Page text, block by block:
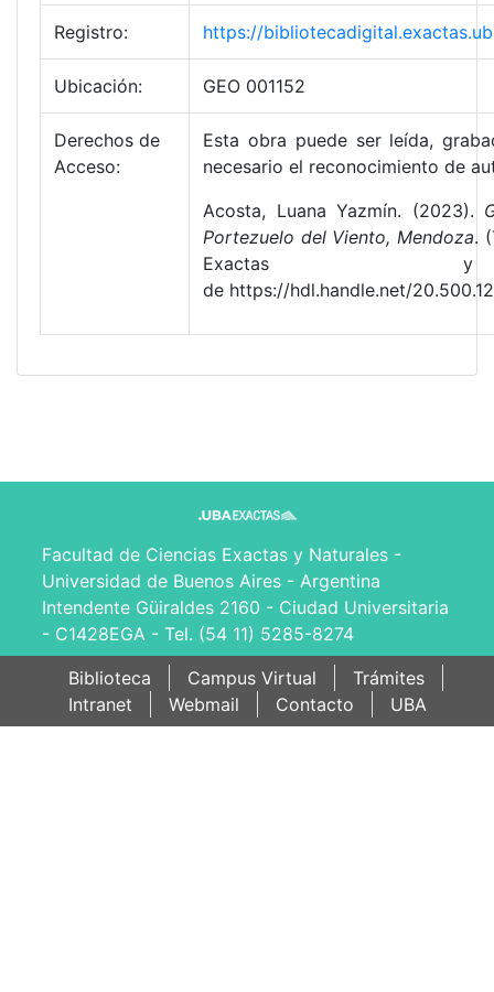
Registro: https://
Ubicación: GEO 001152
Derechos de
Acceso:
Esta obra puede ser leída,
necesario el reconocimiento de
Acosta, Luana Yazmín. (2023).
Portezuelo del Viento, Mendoza.
Exactas y
de https://hdl.handle.net/
Facultad de Ciencias Exactas y Naturales -
Universidad de Buenos Aires - Argentina
Intendente Güiraldes 2160 - Ciudad Universitaria
- C1428EGA - Tel. (54 11) 5285-8274
Biblioteca
Campus Virtual
Trámites
Intranet
Webmail Contacto UBA